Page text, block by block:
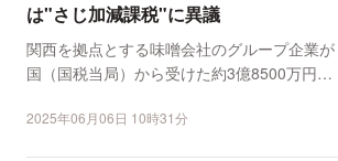
は"さじ加減課税"に異議
関西を拠点とする味噌会社のグループ企業が
国（国税当局）から受けた約3億8500万円の
2025年06月06日 10時31分